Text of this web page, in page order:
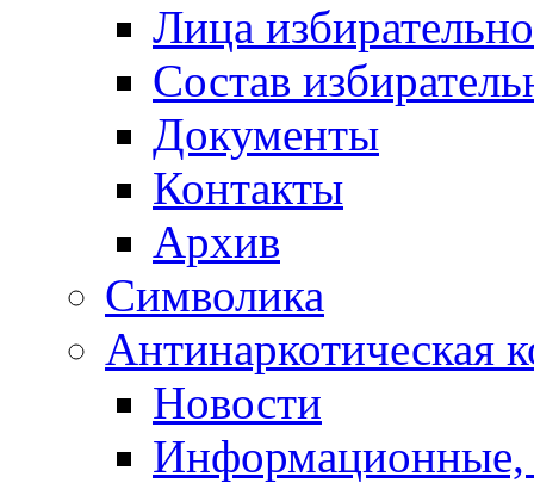
Лица
Состав
Документы
Контакты
Архив
Символика
Антинаркотическая
Новости
Информационные,